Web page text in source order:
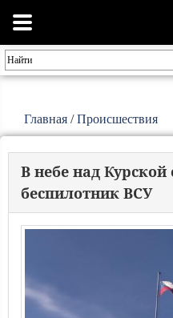
Главная /Происшествия
В небе над
беспилотник ВСУ